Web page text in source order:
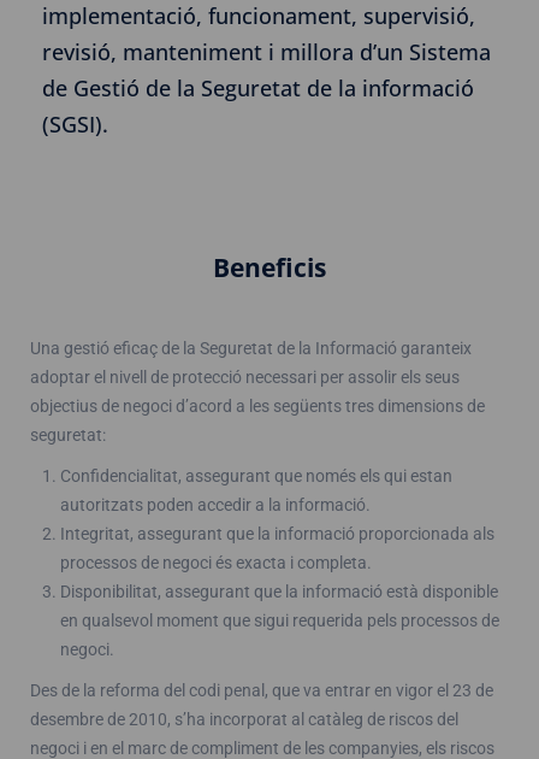
implementació, funcionament, supervisió,
revisió, manteniment i millora d’un Sistema
de Gestió de la Seguretat de la informació
(SGSI).
Beneficis
Una gestió eficaç de la Seguretat de la Informació garanteix
adoptar el nivell de protecció necessari per assolir els seus
objectius de negoci d’acord a les següents tres dimensions de
seguretat:
Confidencialitat, assegurant que només els qui estan
autoritzats poden accedir a la informació.
Integritat, assegurant que la informació proporcionada als
processos de negoci és exacta i completa.
Disponibilitat, assegurant que la informació està disponible
en qualsevol moment que sigui requerida pels processos de
negoci.
Des de la reforma del codi penal, que va entrar en vigor el 23 de
desembre de 2010, s’ha incorporat al catàleg de riscos del
negoci i en el marc de compliment de les companyies, els riscos